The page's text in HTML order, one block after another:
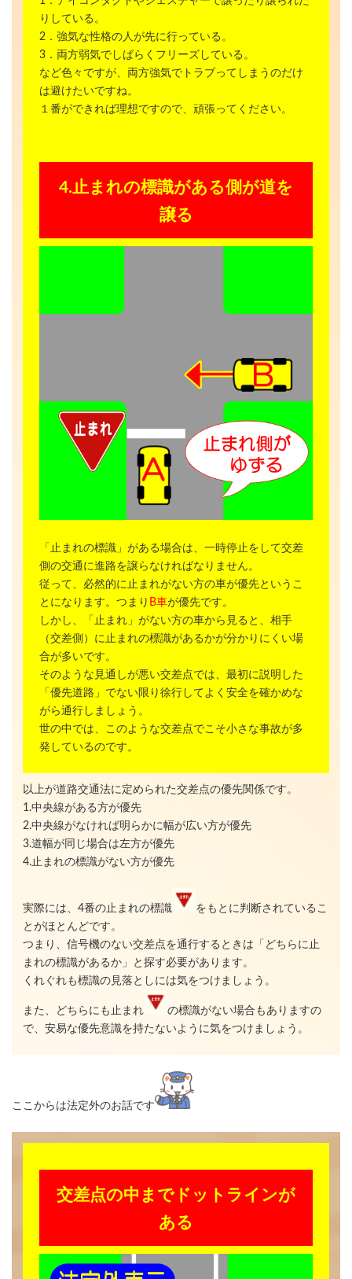
りしている。
2．強気な性格の人が先に行っている。
3．両方弱気でしばらくフリーズしている。
など色々ですが、両方強気でトラブってしまうのだけ
は避けたいですね。
１番ができれば理想ですので、頑張ってください。
4.止まれの標識がある側が道を
譲る
「止まれの標識」がある場合は、一時停止をして交差
側の交通に進路を譲らなければなりません。
従って、必然的に止まれがない方の車が優先というこ
とになります。つまり B車が優先です。
しかし、「止まれ」がない方の車から見ると、相手
（交差側）に止まれの標識があるかが分かりにくい場
合が多いです。
そのような見通しが悪い交差点では、最初に説明した
「優先道路」でない限り徐行してよく安全を確かめな
がら通行しましょう。
世の中では、このような交差点でこそ小さな事故が多
発しているのです。
以上が道路交通法に定められた交差点の優先関係です。
1.中央線がある方が優先
2.中央線がなければ明らかに幅が広い方が優先
3.道幅が同じ場合は左方が優先
4.止まれの標識がない方が優先
実際には、4番の止まれの標識
をもとに判断されているこ
とがほとんどです。
つまり、信号機のない交差点を通行するときは「どちらに止
まれの標識があるか」と探す必要があります。
くれぐれも標識の見落としには気をつけましょう。
また、どちらにも止まれ
の標識がない場合もありますの
で、安易な優先意識を持たないように気をつけましょう。
ここからは法定外のお話です
交差点の中までドットラインが
ある